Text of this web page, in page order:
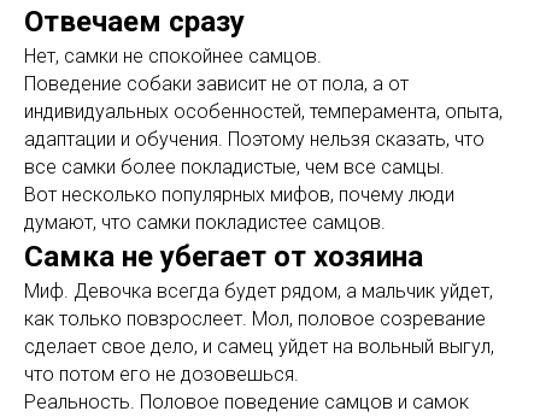
Отвечаем сразу
Нет, самки не спокойнее самцов.
Поведение собаки зависит не от пола, а от
индивидуальных особенностей, темперамента, опыта,
адаптации и обучения. Поэтому нельзя сказать, что
все самки более покладистые, чем все самцы.
Вот несколько популярных мифов, почему люди
думают, что самки покладистее самцов.
Самка не убегает от хозяина
Миф. Девочка всегда будет рядом, а мальчик уйдет,
как только повзрослеет. Мол, половое созревание
сделает свое дело, и самец уйдет на вольный выгул,
что потом его не дозовешься.
Реальность. Половое поведение самцов и самок